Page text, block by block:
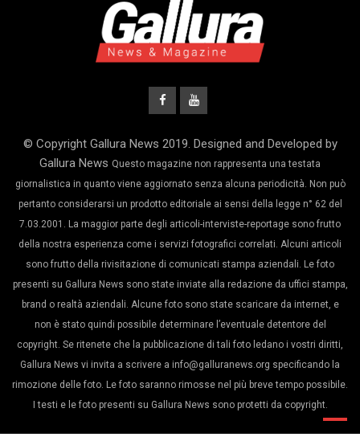
© Copyright Gallura News 2019. Designed and Developed by
Gallura News Questo magazine non rappresenta una testata
giornalistica in quanto viene aggiornato senza alcuna periodicità. Non può
pertanto considerarsi un prodotto editoriale ai sensi della legge n° 62 del
7.03.2001. La maggior parte degli articoli-interviste-reportage sono frutto
della nostra esperienza come i servizi fotografici correlati. Alcuni articoli
sono frutto della rivisitazione di comunicati stampa aziendali. Le foto
presenti su Gallura News sono state inviate alla redazione da uffici stampa,
brand o realtà aziendali. Alcune foto sono state scaricare da internet, e
non è stato quindi possibile determinare l’eventuale detentore del
copyright. Se ritenete che la pubblicazione di tali foto ledano i vostri diritti,
Gallura News vi invita a scrivere a info@galluranews.org specificando la
rimozione delle foto. Le foto saranno rimosse nel più breve tempo possibile.
I testi e le foto presenti su Gallura News sono protetti da copyright.